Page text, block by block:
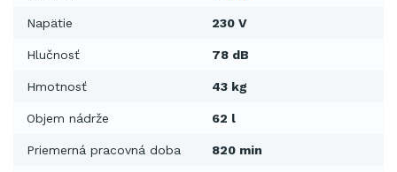
Napätie 230 V
Hlučnosť 78 dB
Hmotnosť 43 kg
Objem nádrže 62 l
Priemerná pracovná doba 820 min